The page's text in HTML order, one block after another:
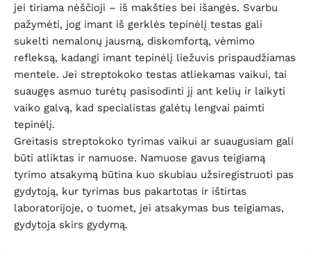
jei tiriama nėščioji – iš makšties bei išangės. Svarbu
pažymėti, jog imant iš gerklės tepinėlį testas gali
sukelti nemalonų jausmą, diskomfortą, vėmimo
refleksą, kadangi imant tepinėlį liežuvis prispaudžiamas
mentele. Jei streptokoko testas atliekamas vaikui, tai
suaugęs asmuo turėtų pasisodinti jį ant kelių ir laikyti
vaiko galvą, kad specialistas galėtų lengvai paimti
tepinėlį.
Greitasis streptokoko tyrimas vaikui ar suaugusiam gali
būti atliktas ir namuose. Namuose gavus teigiamą
tyrimo atsakymą būtina kuo skubiau užsiregistruoti pas
gydytoją, kur tyrimas bus pakartotas ir ištirtas
laboratorijoje, o tuomet, jei atsakymas bus teigiamas,
gydytoja skirs gydymą.